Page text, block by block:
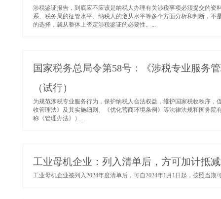
涉税鉴证报告，到底应不应该是纳税人办理有关涉税事项必须提交的
系、税务局的征管水平、纳税人的遵从水平等多个方面分析和判断，
的选择，就从整体上否定涉税鉴证的必要性。...
国家税务总局令第58号：《涉税专业服务
（试行）
为规范涉税专业服务行为，保护纳税人合法权益，维护国家税收秩序
收管理法》及其实施细则、《优化营商环境条例》等法律法规和国务
称《管理办法》）...
工业母机企业：列入清单后，方可加计抵
工业母机企业被列入2024年度清单后，可自2024年1月1日起，按照当